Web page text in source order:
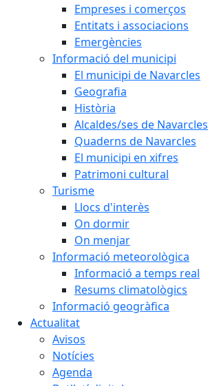
Empreses i comerços
Entitats i associacions
Emergències
Informació del municipi
El municipi de Navarcles
Geografia
Història
Alcaldes/ses de Navarcles
Quaderns de Navarcles
El municipi en xifres
Patrimoni cultural
Turisme
Llocs d'interès
On dormir
On menjar
Informació meteorològica
Informació a temps real
Resums climatològics
Informació geogràfica
Actualitat
Avisos
Notícies
Agenda